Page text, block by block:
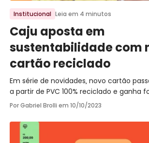
Institucional Leia em 4 minutos
Caju aposta em
sustentabilidade com
cartão reciclado
Em série de novidades, novo cartão
a partir de PVC 100% reciclado e ganha
Por Gabriel Brolli em 10/10/2023